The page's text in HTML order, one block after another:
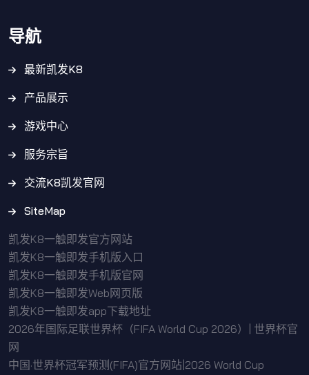
导航
最新凯发K8
产品展示
游戏中心
服务宗旨
交流K8凯发官网
SiteMap
凯发K8一触即发官方网站
凯发K8一触即发手机版入口
凯发K8一触即发手机版官网
凯发K8一触即发Web网页版
凯发K8一触即发app下载地址
2026年国际足联世界杯（FIFA World Cup 2026）| 世界杯官
网
中国·世界杯冠军预测(FIFA)官方网站|2026 World Cup